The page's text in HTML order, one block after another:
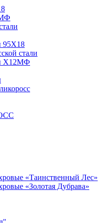
95X18
стали
Х12МФ
«Таинственный Лес»
«Золотая Дубрава»